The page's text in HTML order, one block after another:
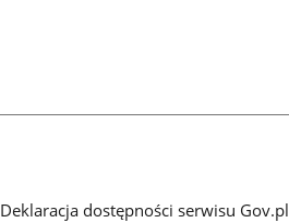
Deklaracja dostępności serwisu Gov.pl